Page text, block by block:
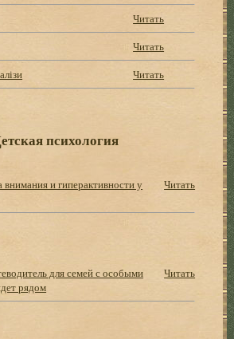
Читать
Читать
Читать
психология
и гиперактивности у
Читать
для семей с особыми
рядом
Читать